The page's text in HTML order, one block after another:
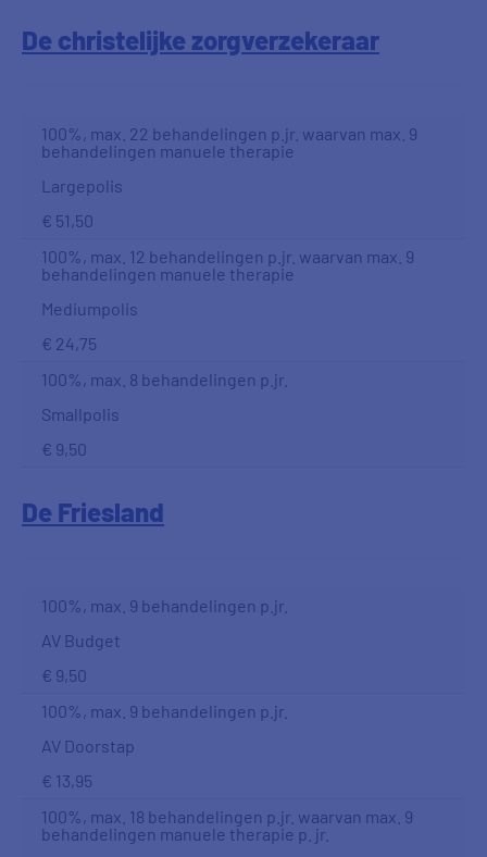
De christelijke zorgverzekeraar
100%, max. 22 behandelingen p.jr. waarvan max. 9
behandelingen manuele therapie
Largepolis
€ 51,50
100%, max. 12 behandelingen p.jr. waarvan max. 9
behandelingen manuele therapie
Mediumpolis
€ 24,75
100%, max. 8 behandelingen p.jr.
Smallpolis
€ 9,50
De Friesland
100%, max. 9 behandelingen p.jr.
AV Budget
€ 9,50
100%, max. 9 behandelingen p.jr.
AV Doorstap
€ 13,95
100%, max. 18 behandelingen p.jr. waarvan max. 9
behandelingen manuele therapie p. jr.